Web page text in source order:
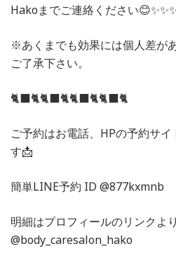
Hakoまでご連絡ください
※あくまでも効果には個人差が
ご了承下さい。
🐈‍⬛🐈🐈‍⬛🐈🐈‍⬛🐈🐈‍⬛🐈
ご予約はお電話、HPの予約サ
す📩
簡単LINE予約 ID @877kxmnb
明細はプロフィールのリンクよ
@body_caresalon_hako